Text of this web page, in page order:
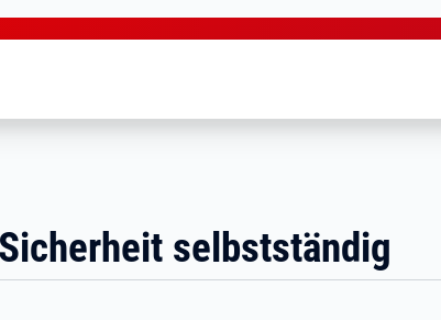
selbstständig